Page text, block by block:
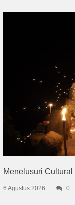
Menelusuri
6 Agustus 2026 0